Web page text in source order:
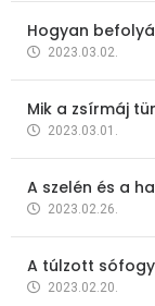
Hogyan
2023.03.02.
Mik a zsírmáj
2023.03.01.
A szelén és a
2023.02.26.
A túlzott
2023.02.20.